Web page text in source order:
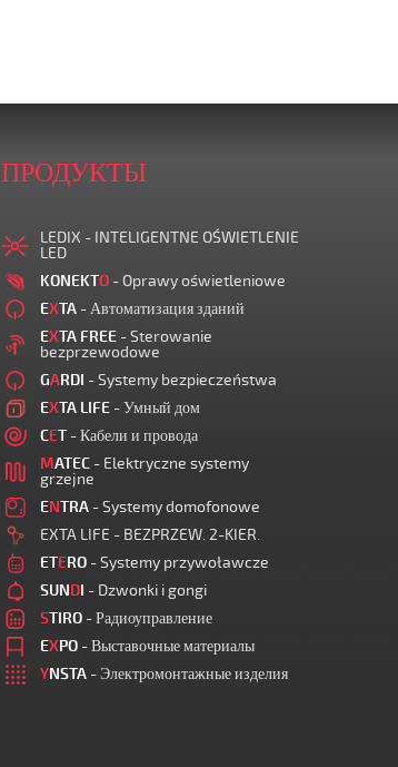
ПРОДУКТЫ
LEDIX - INTELIGENTNE OŚWIETLENIE
LED
KONEKTO - Oprawy oświetleniowe
EXTA - Автоматизация зданий
EXTA FREE - Sterowanie
bezprzewodowe
GARDI - Systemy bezpieczeństwa
EXTA LIFE - Умный дом
CET - Кабели и провода
MATEC - Elektryczne systemy
grzejne
ENTRA - Systemy domofonowe
EXTA LIFE - BEZPRZEW. 2-KIER.
ETERO - Systemy przywoławcze
SUNDI - Dzwonki i gongi
STIRO - Радиоуправление
EXPO - Выставочные материалы
YNSTA - Электромонтажные изделия